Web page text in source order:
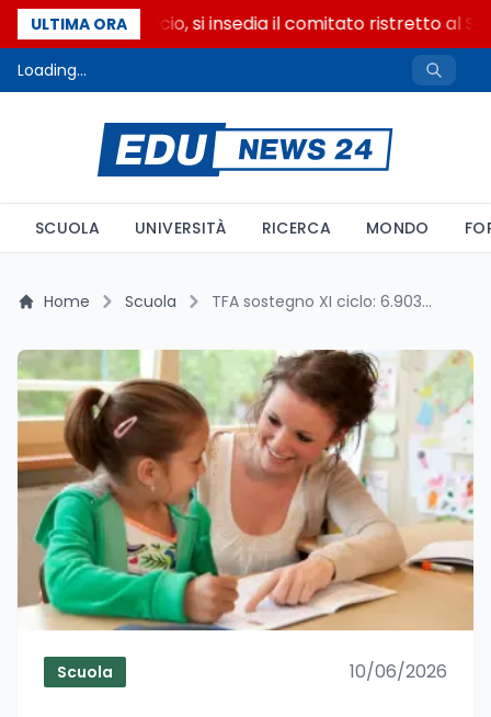
ULTIMA ORA
Riforma del calcio, si insedia il comitato ristretto al
Loading...
SCUOLA UNIVERSITÀ RICERCA MONDO
Home Scuola TFA sostegno XI ciclo: 6.903 posti in Lombardia, Nord scoperto al 32%
Scuola 10/06/2026